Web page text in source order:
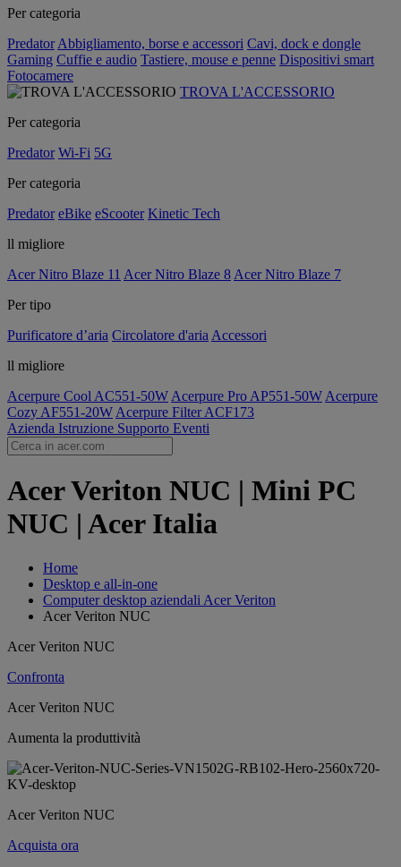
Per categoria
Predator Abbigliamento, borse e accessori Cavi, dock e dongle
Gaming Cuffie e audio Tastiere, mouse e penne Dispositivi smart
Fotocamere
TROVA L'ACCESSORIO
Per categoria
Predator Wi-Fi 5G
Per categoria
Predator eBike eScooter Kinetic Tech
ll migliore
Acer Nitro Blaze 11 Acer Nitro Blaze 8 Acer Nitro Blaze 7
Per tipo
Purificatore d’aria Circolatore d'aria Accessori
ll migliore
Acerpure Cool AC551-50W Acerpure Pro AP551-50W Acerpure
Cozy AF551-20W Acerpure Filter ACF173
Azienda Istruzione Supporto Eventi
Acer Veriton NUC | Mini PC
NUC | Acer Italia
Home
Desktop e all-in-one
Computer desktop aziendali Acer Veriton
Acer Veriton NUC
Acer Veriton NUC
Confronta
Acer Veriton NUC
Aumenta la produttività
Acer Veriton NUC
Acquista ora